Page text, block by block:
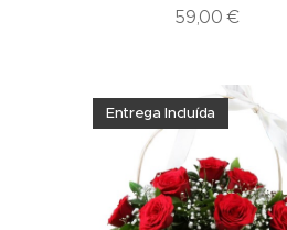
59,00 €
Entrega Incluída